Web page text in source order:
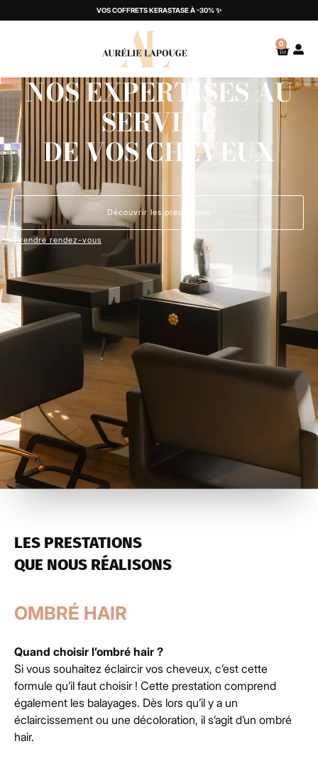
VOS COFFRETS KERASTASE À -30% ✨
0
NOS EXPERTISES AU
SERVICE
DE VOS CHEVEUX
Découvrir les prestations
Prendre rendez-vous
LES PRESTATIONS
QUE NOUS RÉALISONS
OMBRÉ HAIR
Quand choisir l’ombré hair ?
Si vous souhaitez éclaircir vos cheveux, c’est cette
formule qu’il faut choisir ! Cette prestation comprend
également les balayages. Dès lors qu’il y a un
éclaircissement ou une décoloration, il s’agit d’un ombré
hair.